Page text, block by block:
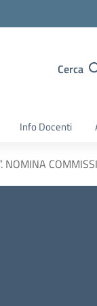
Cerca
Info Docenti